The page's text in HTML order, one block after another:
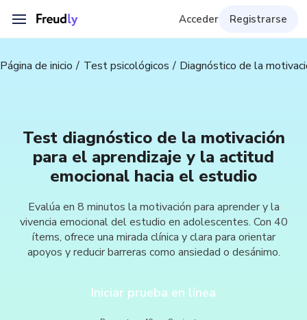
Acceder Registrarse
Página de inicio Test psicológicos Diagnóstico de la
Test diagnóstico de la motivación
para el aprendizaje y la actitud
emocional hacia el estudio
Evalúa en 8 minutos la motivación para aprender y la
vivencia emocional del estudio en adolescentes. Con 40
ítems, ofrece una mirada clínica y clara para orientar
apoyos y reducir barreras como ansiedad o desánimo.
Iniciar prueba en línea